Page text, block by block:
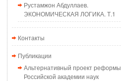
Рустамжон Абдуллаев.
ЭКОНОМИЧЕСКАЯ ЛОГИКА. Т.1
Контакты
Публикации
Альтернативный проект реформы
Российской академии наук